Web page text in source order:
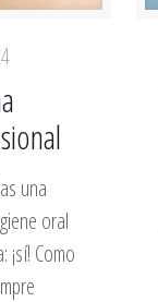
una
oral
¡sí! Como